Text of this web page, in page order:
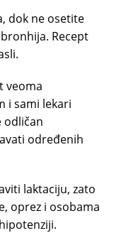
dok ne osetite
Recept
veoma
i sami lekari
odličan
određenih
laktaciju, zato
oprez i osobama